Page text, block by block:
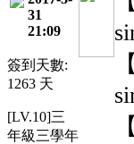
31
21:09
簽到天數:
1263 天
[LV.10]三
年級三學年